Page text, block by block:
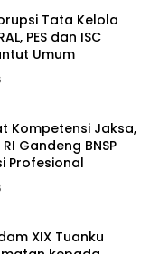
Tata Kelola
PES dan ISC
Umum
Kompetensi Jaksa,
Gandeng BNSP
Profesional
XIX Tuanku